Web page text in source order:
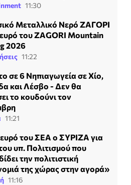
11:30
Μεταλλικό Νερό ΖΑΓΟΡΙ
του ZAGORI Mountain
2026
11:22
σε 6 Νηπιαγωγεία σε Χίο,
και Λέσβο - Δεν θα
το κουδούνι τον
11:21
του ΣΕΑ ο ΣΥΡΙΖΑ για
υπ. Πολιτισμού που
την πολιτιστική
της χώρας στην αγορά»
11:16